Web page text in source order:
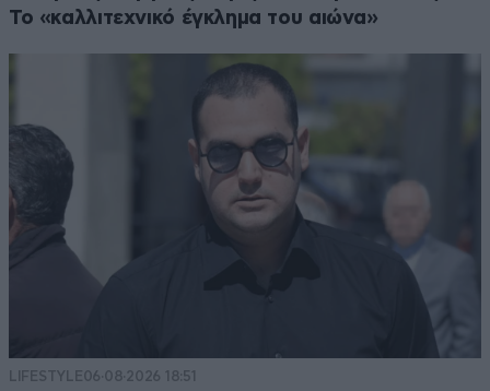
Το «καλλιτεχνικό έγκλημα του αιώνα»
LIFESTYLE06·08·2026 18:51